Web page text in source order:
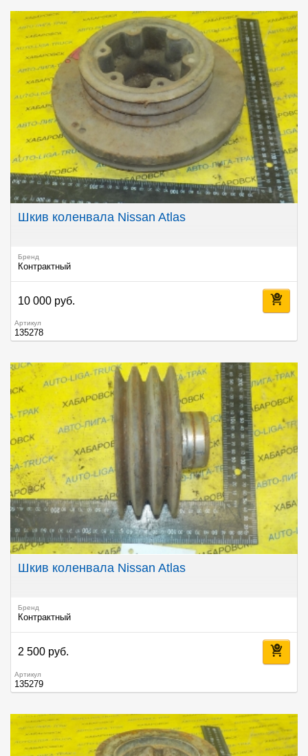
Шкив коленвала Nissan Atlas
Бренд
Контрактный
10 000 руб.
Артикул
135278
Шкив коленвала Nissan Atlas
Бренд
Контрактный
2 500 руб.
Артикул
135279